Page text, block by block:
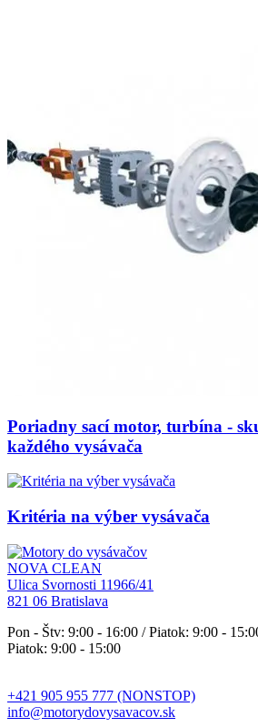
Poriadny sací motor, turbína -
každého vysávača
Kritéria na výber vysávača
NOVA CLEAN
Ulica Svornosti 11966/41
821 06 Bratislava
Pon - Štv: 9:00 - 16:00 / Piatok: 9:00 -
Piatok: 9:00 - 15:00
+421 905 955 777 (NONSTOP)
info@motorydovysavacov.sk